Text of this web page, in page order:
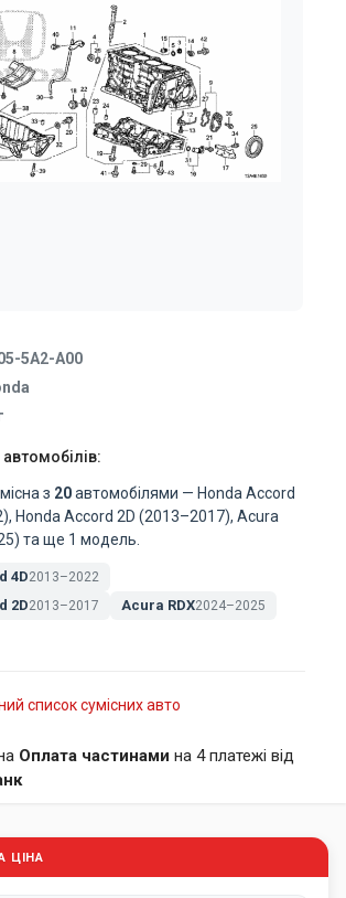
5A2-A00
з 20автомобілями — Honda Accord
Honda Accord 2D (2013–2017), Acura
та ще 1 модель.
4D2013–2022
2D2013–2017 Acura RDX2024–2025
список сумісних авто
Оплата частинами на 4 платежі від
ЦІНА